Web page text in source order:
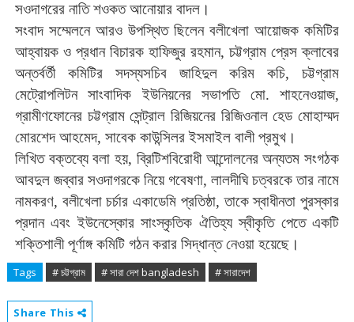
সওদাগরের নাতি শওকত আনোয়ার বাদল।
সংবাদ সম্মেলনে আরও উপস্থিত ছিলেন বলীখেলা আয়োজক কমিটির
আহ্বায়ক ও প্রধান বিচারক হাফিজুর রহমান,চট্টগ্রাম প্রেস ক্লাবের
অন্তর্বর্তী
কমিটির সদস্যসচিব জাহিদুল করিম কচি,চট্টগ্রাম
মেট্রোপলিটন
সাংবাদিক ইউনিয়নের সভাপতি মো.শাহনেওয়াজ,
গ্রামীণফোনের চট্টগ্রাম সেন্ট্রাল রিজিয়নের রিজিওনাল হেড মোহাম্মদ
মোরশেদ আহমেদ, সাবেক কাউন্সিলর ইসমাইল বালী প্রমুখ।
লিখিত বক্তব্যে বলা হয়, ব্রিটিশবিরোধী আন্দোলনের অন্যতম সংগঠক
আবদুল জব্বার সওদাগরকে নিয়ে গবেষণা,লালদীঘি চত্বরকে তার নামে
নামকরণ, বলীখেলা চর্চার একাডেমি প্রতিষ্ঠা,তাকে স্বাধীনতা পুরস্কার
প্রদান এবং ইউনেস্কোর সাংস্কৃতিক ঐতিহ্য স্বীকৃতি পেতে একটি
শক্তিশালী পূর্ণাঙ্গ কমিটি গঠন করার সিদ্ধান্ত নেওয়া হয়েছে।
Tags # চট্টগ্রাম # সারা দেশ bangladesh # সারাদেশ
Share This